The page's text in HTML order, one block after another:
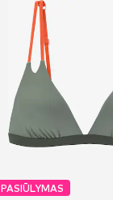
PASIŪLYMAS